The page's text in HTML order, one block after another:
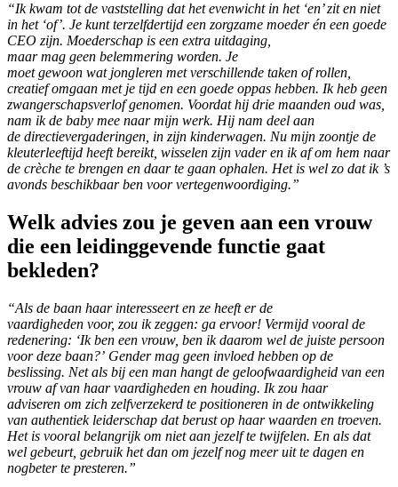
“Ik kwam tot de vaststelling dat het evenwicht in het ‘en’ zit en niet
in het ‘of’. Je kunt terzelfdertijd een zorgzame moeder én een goede
CEO zijn. Moederschap is een extra uitdaging,
maar mag geen belemmering worden. Je
moet gewoon wat jongleren met verschillende taken of rollen,
creatief omgaan met je tijd en een goede oppas hebben. Ik heb geen
zwangerschapsverlof genomen. Voordat hij drie maanden oud was,
nam ik de baby mee naar mijn werk. Hij nam deel aan
de directievergaderingen, in zijn kinderwagen. Nu mijn zoontje de
kleuterleeftijd heeft bereikt, wisselen zijn vader en ik af om hem naar
de crèche te brengen en daar te gaan ophalen. Het is wel zo dat ik ’s
avonds beschikbaar ben voor vertegenwoordiging.”
Welk advies zou je geven aan een vrouw
die een leidinggevende functie gaat
bekleden?
“Als de baan haar interesseert en ze heeft er de
vaardigheden voor, zou ik zeggen: ga ervoor! Vermijd vooral de
redenering: ‘Ik ben een vrouw, ben ik daarom wel de juiste persoon
voor deze baan?’ Gender mag geen invloed hebben op de
beslissing. Net als bij een man hangt de geloofwaardigheid van een
vrouw af van haar vaardigheden en houding. Ik zou haar
adviseren om zich zelfverzekerd te positioneren in de ontwikkeling
van authentiek leiderschap dat berust op haar waarden en troeven.
Het is vooral belangrijk om niet aan jezelf te twijfelen. En als dat
wel gebeurt, gebruik het dan om jezelf nog meer uit te dagen en
nogbeter te presteren.”